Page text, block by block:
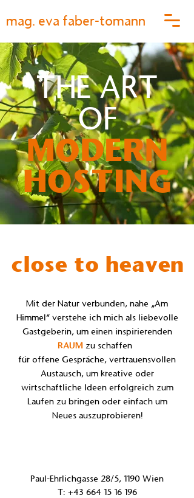
mag. eva faber-tomann
close to heaven
Mit der Natur verbunden, nahe „Am
Himmel“ verstehe ich mich als liebevolle
Gastgeberin, um einen inspirierenden
RAUM zu schaffen
für offene Gespräche, vertrauensvollen
Austausch, um kreative oder
wirtschaftliche Ideen erfolgreich zum
Laufen zu bringen oder einfach um
Neues auszuprobieren!
Paul-Ehrlichgasse 28/5, 1190 Wien
T: +43 664 15 16 196
THE ART
OF
MODERN
HOSTING